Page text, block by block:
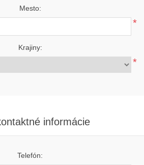
Mesto:
*
Krajiny:
*
informácie
Telefón: